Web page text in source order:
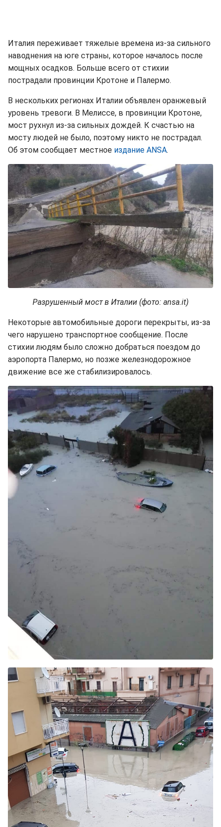
Италия переживает тяжелые времена из-за сильного
наводнения на юге страны, которое началось после
мощных осадков. Больше всего от стихии
пострадали провинции Кротоне и Палермо.
В нескольких регионах Италии объявлен оранжевый
уровень тревоги. В Мелиссе, в провинции Кротоне,
мост рухнул из-за сильных дождей. К счастью на
мосту людей не было, поэтому никто не пострадал.
Об этом сообщает местное издание ANSA.
Разрушенный мост в Италии (фото: ansa.it)
Некоторые автомобильные дороги перекрыты, из-за
чего нарушено транспортное сообщение. После
стихии людям было сложно добраться поездом до
аэропорта Палермо, но позже железнодорожное
движение все же стабилизировалось.